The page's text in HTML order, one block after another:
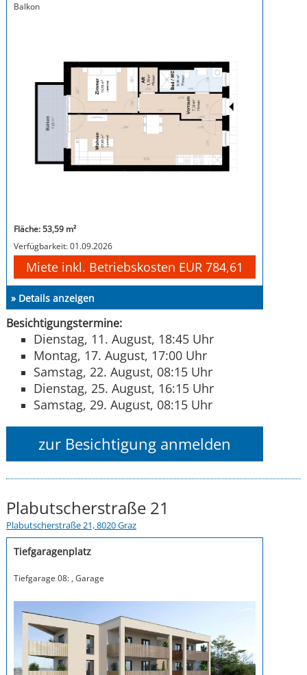
Balkon
Fläche: 53,59 m²
Verfügbarkeit: 01.09.2026
Miete inkl. Betriebskosten EUR 784,61
» Details anzeigen
Besichtigungstermine:
Dienstag, 11. August, 18:45 Uhr
Montag, 17. August, 17:00 Uhr
Samstag, 22. August, 08:15 Uhr
Dienstag, 25. August, 16:15 Uhr
Samstag, 29. August, 08:15 Uhr
zur Besichtigung anmelden
Plabutscherstraße 21
Plabutscherstraße 21, 8020 Graz
Tiefgaragenplatz
Tiefgarage 08: , Garage